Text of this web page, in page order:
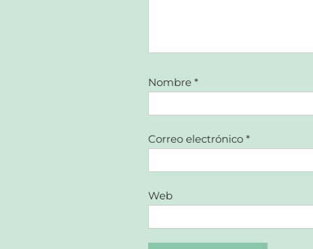
Nombre *
Correo electrónico *
Web